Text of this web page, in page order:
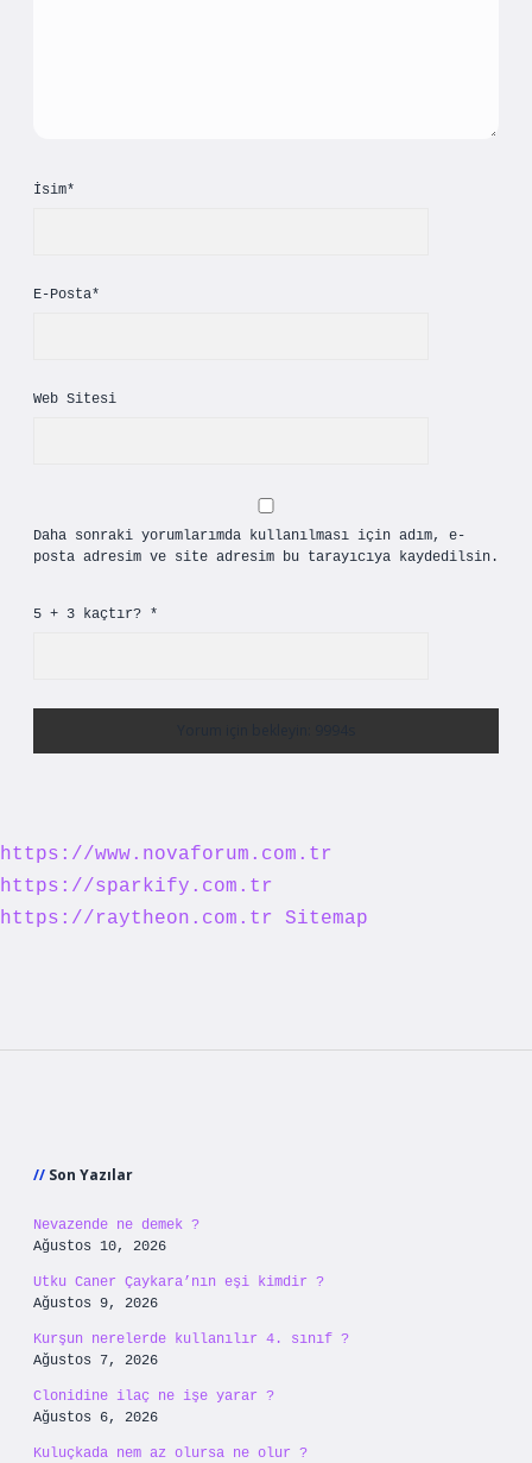
İsim*
E-Posta*
Web Sitesi
Daha sonraki yorumlarımda kullanılması için adım, e-
posta adresim ve site adresim bu tarayıcıya kaydedilsin.
5 + 3 kaçtır? *
https://www.novaforum.com.tr
https://sparkify.com.tr
https://raytheon.com.tr
Sitemap
Son Yazılar
Nevazende ne demek ?
Ağustos 10, 2026
Utku Caner Çaykara’nın eşi kimdir ?
Ağustos 9, 2026
Kurşun nerelerde kullanılır 4. sınıf ?
Ağustos 7, 2026
Clonidine ilaç ne işe yarar ?
Ağustos 6, 2026
Kuluçkada nem az olursa ne olur ?